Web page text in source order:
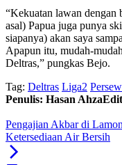
“Kekuatan lawan dengan
asal) Papua juga punya
siapanya) akan saya
Apapun itu, mudah-
Deltras,” pungkas Bejo.
Tag: Deltras Liga2
Penulis: Hasan Ahza
Pengajian Akbar di
Ketersediaan Air Bersih